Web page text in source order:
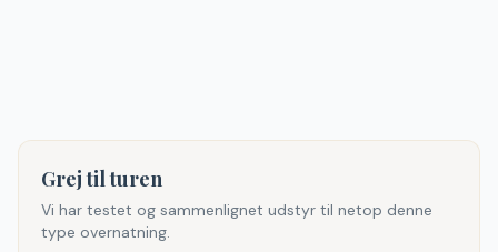
Grej til turen
Vi har testet og sammenlignet udstyr til netop denne
type overnatning.